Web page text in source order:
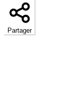
Partager